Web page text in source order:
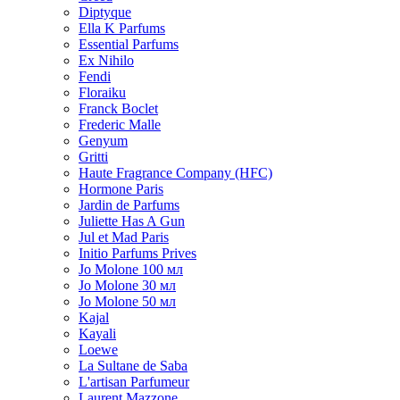
Diptyque
Ella K Parfums
Essential Parfums
Ex Nihilo
Fendi
Floraiku
Franck Boclet
Frederic Malle
Genyum
Gritti
Haute Fragrance Company (HFC)
Hormone Paris
Jardin de Parfums
Juliette Has A Gun
Jul et Mad Paris
Initio Parfums Prives
Jo Molone 100 мл
Jo Molone 30 мл
Jo Molone 50 мл
Kajal
Kayali
Loewe
La Sultane de Saba
L'artisan Parfumeur